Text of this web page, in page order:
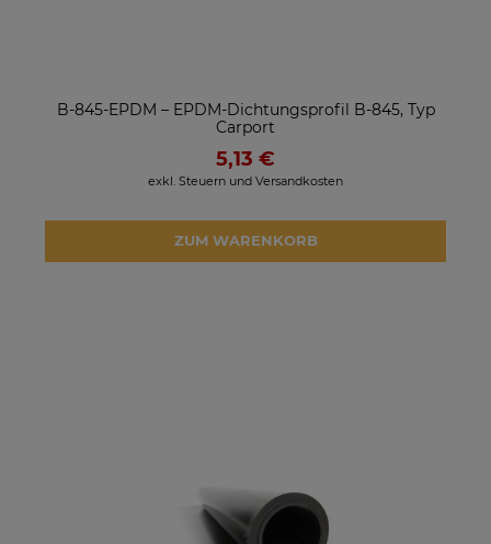
B-845-EPDM – EPDM-Dichtungsprofil B-845, Typ
Carport
5,13 €
exkl. Steuern und Versandkosten
ZUM WARENKORB